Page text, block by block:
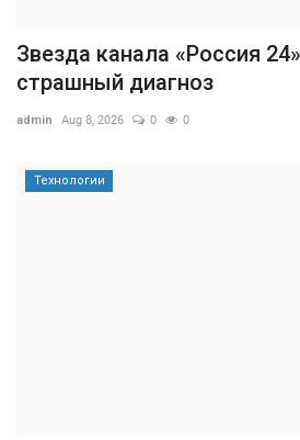
Звезда канала «Россия
страшный диагноз
admin Aug 8, 2026 0 0
Технологии